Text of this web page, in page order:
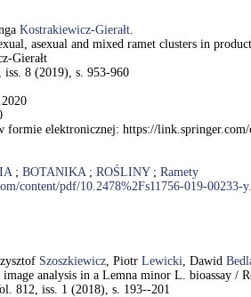
Kostrakiewicz-Gierałt.
asexual and mixed ramet clusters in
Gierałt
8 (2019), s. 953-960
formie elektronicznej: https://
; BOTANIKA; ROŚLINY; Ramety
content/pdf/10.2478%2Fs11756-019-00233-
Szoszkiewicz, Piotr Lewicki, Dawid
image analysis in a Lemna minor L. bioassay
812, iss. 1 (2018), s. 193--201